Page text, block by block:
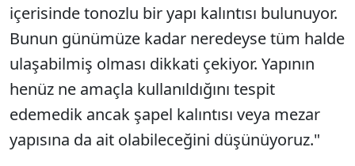
içerisinde tonozlu bir yapı kalıntısı bulunuyor.
Bunun günümüze kadar neredeyse tüm halde
ulaşabilmiş olması dikkati çekiyor. Yapının
henüz ne amaçla kullanıldığını tespit
edemedik ancak şapel kalıntısı veya mezar
yapısına da ait olabileceğini düşünüyoruz."